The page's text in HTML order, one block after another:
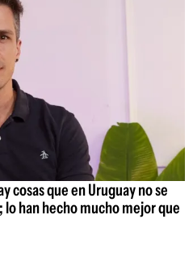
cosas que en Uruguay no se
han hecho mucho mejor que